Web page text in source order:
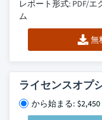
レポート形式: PDF/
ム
無
ライセンスオプ
から始まる: $2,450